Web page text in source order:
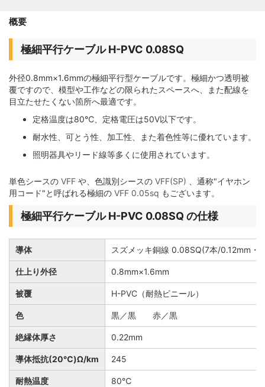
概要
極細平行ケーブル H-PVC 0.08SQ
外径0.8mm×1.6mmの極細平行型ケーブルです。極細かつ透明被
覆ですので、模型や工作などの限られたスペースへ、また配線を
目立たせたくない箇所へ最適です。
定格温度は80℃、定格電圧は50V以下です。
耐水性、可とう性、加工性、また着色性等に優れています。
照明器具やリード線等多くに使用されています。
単色シースの VFF や、色識別シースの VFF(SP) 、通称"イヤホン
用コード"と呼ばれる極細の VFF 0.05sq もございます。
極細平行ケーブル H-PVC 0.08SQ の仕様
導体 スズメッキ銅線 0.08SQ(7本/0.12mm・
仕上り外径 0.8mm×1.6mm
被覆 H-PVC（耐熱ビニール）
色 黒／黒 赤／黒
絶縁体厚さ 0.22mm
導体抵抗(20℃)Ω/km 245
耐熱温度 80℃